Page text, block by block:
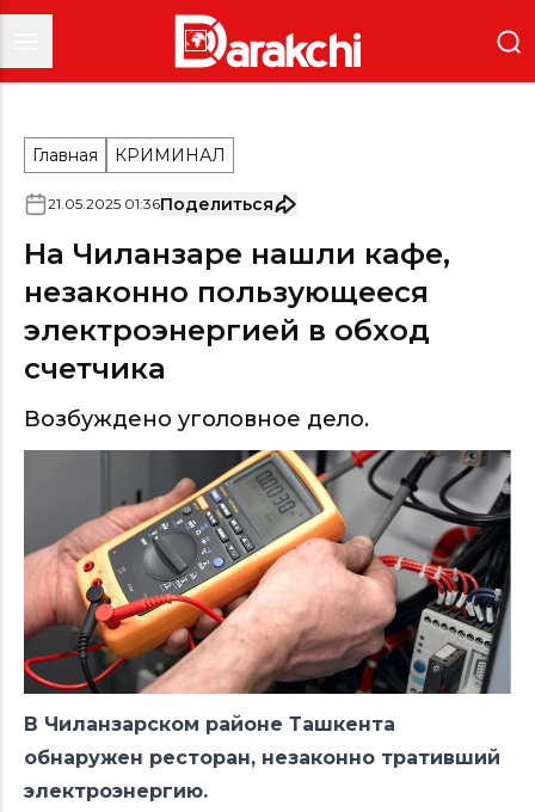
Главная КРИМИНАЛ
21.05.2025 01:36Поделиться
На Чиланзаре нашли кафе,
незаконно пользующееся
электроэнергией в обход
счетчика
Возбуждено уголовное дело.
В Чиланзарском районе Ташкента
обнаружен ресторан, незаконно тративший
электроэнергию.